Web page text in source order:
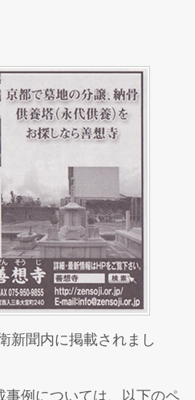
新聞内に掲載されまし
事例については、以下のペ